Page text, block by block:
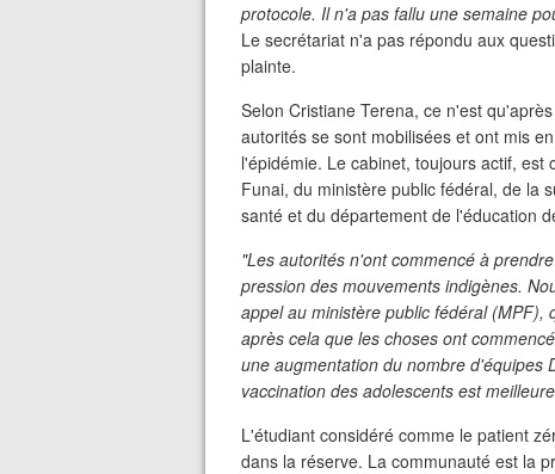
protocole. Il n'a pas fallu une semaine
Le secrétariat n'a pas répondu aux
plainte.
Selon Cristiane Terena, ce n'est
autorités se sont mobilisées et ont mis
l'épidémie. Le cabinet, toujours actif,
Funai, du ministère public fédéral, de la
santé et du département de l'éducation
"Les autorités n'ont commencé à
pression des mouvements indigènes.
appel au ministère public fédéral (MPF),
après cela que les choses ont
une augmentation du nombre d'équipes
vaccination des adolescents est
L'étudiant considéré comme le patient
dans la réserve. La communauté est la